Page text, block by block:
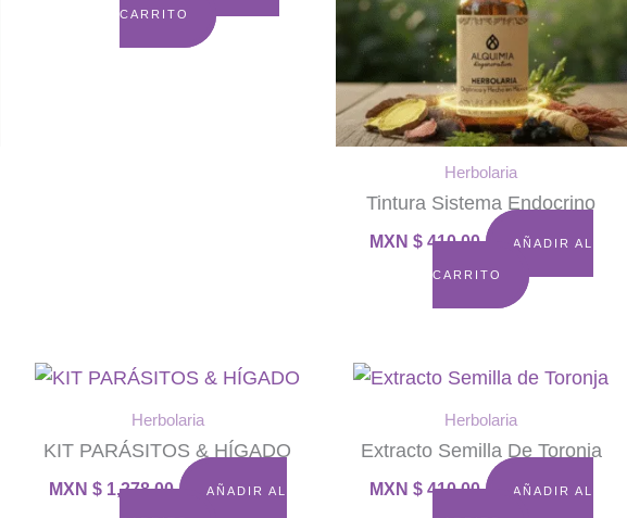
CARRITO
Herbolaria
Tintura Sistema Endocrino
MXN $410.00 AÑADIR AL
CARRITO
Herbolaria
KIT PARÁSITOS & HÍGADO
MXN $1,278.00 AÑADIR AL
Herbolaria
Extracto Semilla De Toronja
MXN $410.00 AÑADIR AL